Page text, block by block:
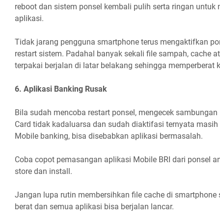
reboot dan sistem ponsel kembali pulih serta ringan untuk
aplikasi.
Tidak jarang pengguna smartphone terus mengaktifkan
restart sistem. Padahal banyak sekali file sampah, cache
terpakai berjalan di latar belakang sehingga memperberat
6. Aplikasi Banking Rusak
Bila sudah mencoba restart ponsel, mengecek
Card tidak kadaluarsa dan sudah diaktifasi ternyata
Mobile banking, bisa disebabkan aplikasi bermasalah.
Coba copot pemasangan aplikasi Mobile BRI dari ponsel
store dan install.
Jangan lupa rutin membersihkan file cache di
berat dan semua aplikasi bisa berjalan lancar.